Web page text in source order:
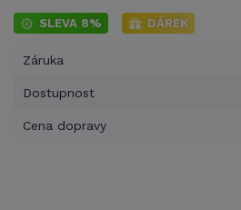
SLEVA 8% DÁREK
Záruka
Dostupnost
Cena dopravy